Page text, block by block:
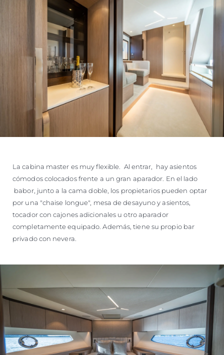
La cabina master es muy flexible. Al entrar, hay asientos
cómodos colocados frente a un gran aparador. En el lado
babor, junto a la cama doble, los propietarios pueden optar
por una "chaise longue", mesa de desayuno y asientos,
tocador con cajones adicionales u otro aparador
completamente equipado. Además, tiene su propio bar
privado con nevera.